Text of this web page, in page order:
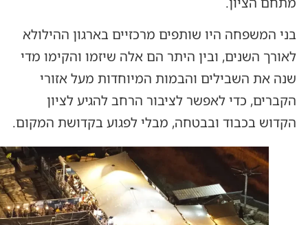
בני המשפחה היו שותפים מרכזיים בארגון ההילולא
לאורך השנים, ובין היתר הם אלה שיזמו והקימו מדי
שנה את השבילים והבמות המיוחדות מעל אזורי
הקברים, כדי לאפשר לציבור הרחב להגיע לציון
הקדוש בכבוד ובבטחה, מבלי לפגוע בקדושת המקום.